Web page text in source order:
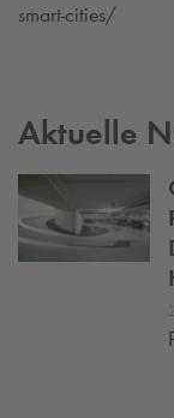
smart-cities/
Aktuelle